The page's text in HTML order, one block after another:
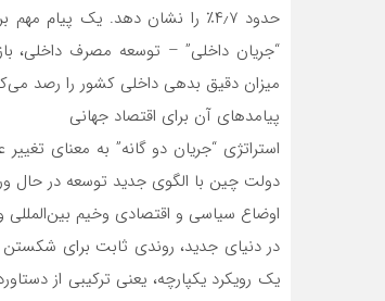
میزان دقیق بدهی داخلی کشور را رصد‌ می‌کند و اجازه نمی دهد بیش از
پیامدهای آن برای اقتصاد جهانی
استراتژی “جریان ‌دو گانه” به معنای
دولت چین با الگوی جدید توسعه در حال
اوضاع سیاسی و اقتصادی وخیم
در دنیای جدید، روندی ثابت برای شکستن
یک رویکرد یکپارچه، یعنی ترکیبی از